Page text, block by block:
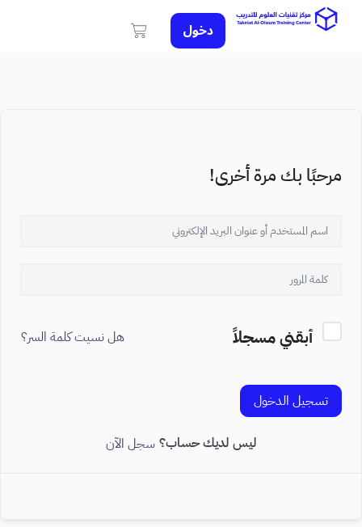
دخول
مرحبًا بك مرة أخرى!
أبقني مسجلاً هل نسيت كلمة السر؟
تسجيل الدخول
ليس لديك حساب؟ سجل الآن